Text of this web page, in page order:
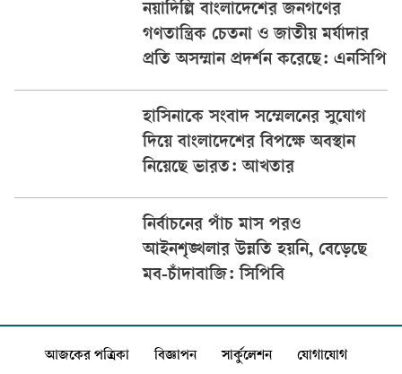
নয়াদিল্লি বাংলাদেশের জনগণের
গণতান্ত্রিক চেতনা ও জাতীয় মর্যাদার
প্রতি অসম্মান প্রদর্শন করেছে: এনসিপি
হাসিনাকে সংবাদ সম্মেলনের সুযোগ
দিয়ে বাংলাদেশের বিপক্ষে অবস্থান
নিয়েছে ভারত: আখতার
নির্বাচনের পাঁচ মাস পরও
আইনশৃঙ্খলার উন্নতি হয়নি, বেড়েছে
মব-চাঁদাবাজি: সিপিবি
আজকের পত্রিকা বিজ্ঞাপন সার্কুলেশন যোগাযোগ